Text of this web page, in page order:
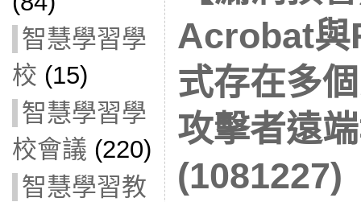
智慧學習學
校 (15)
智慧學習學
校會議 (220)
智慧學習教
Acrobat與
式存在多
攻擊者遠
(1081227)